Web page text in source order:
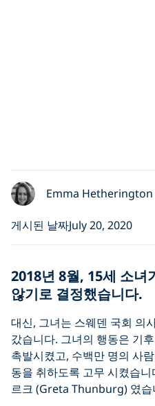
Emma Hetherington
게시된 날짜July 20, 2020
2018년 8월, 15세 소녀
않기로 결정했습니다.
대신, 그녀는 스웨덴 국회 의
갔습니다. 그녀의 행동은 기
촉발시켰고, 수백만 명의 사
동을 취하도록 고무 시켰습
르크 (Greta Thunburg) 였습